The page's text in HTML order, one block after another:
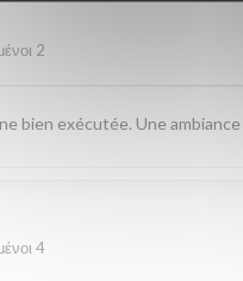
2
bien exécutée. Une
4